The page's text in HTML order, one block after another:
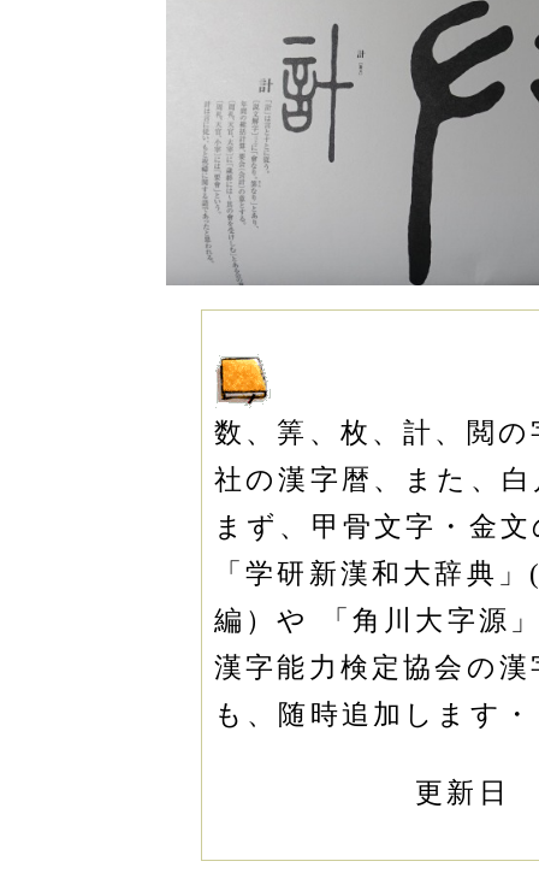
数、筭、枚、計、閲
社の漢字暦、また、
まず、甲骨文字・金
「学研新漢和大辞典
編）や 「角川大字源
漢字能力検定協会の
も、随時追加します
更新日